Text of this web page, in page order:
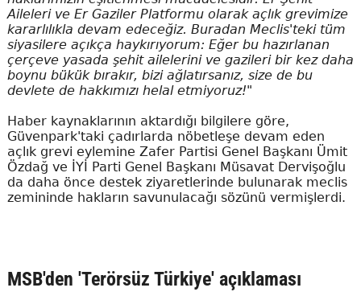
Aileleri ve Er Gaziler Platformu olarak açlık grevimize
kararlılıkla devam edeceğiz. Buradan Meclis'teki tüm
siyasilere açıkça haykırıyorum: Eğer bu hazırlanan
çerçeve yasada şehit ailelerini ve gazileri bir kez daha
boynu bükük bırakır, bizi ağlatırsanız, size de bu
devlete de hakkımızı helal etmiyoruz!"
Haber kaynaklarının aktardığı bilgilere göre,
Güvenpark'taki çadırlarda nöbetleşe devam eden
açlık grevi eylemine Zafer Partisi Genel Başkanı Ümit
Özdağ ve İYİ Parti Genel Başkanı Müsavat Dervişoğlu
da daha önce destek ziyaretlerinde bulunarak meclis
zemininde hakların savunulacağı sözünü vermişlerdi.
MSB'den 'Terörsüz Türkiye' açıklaması